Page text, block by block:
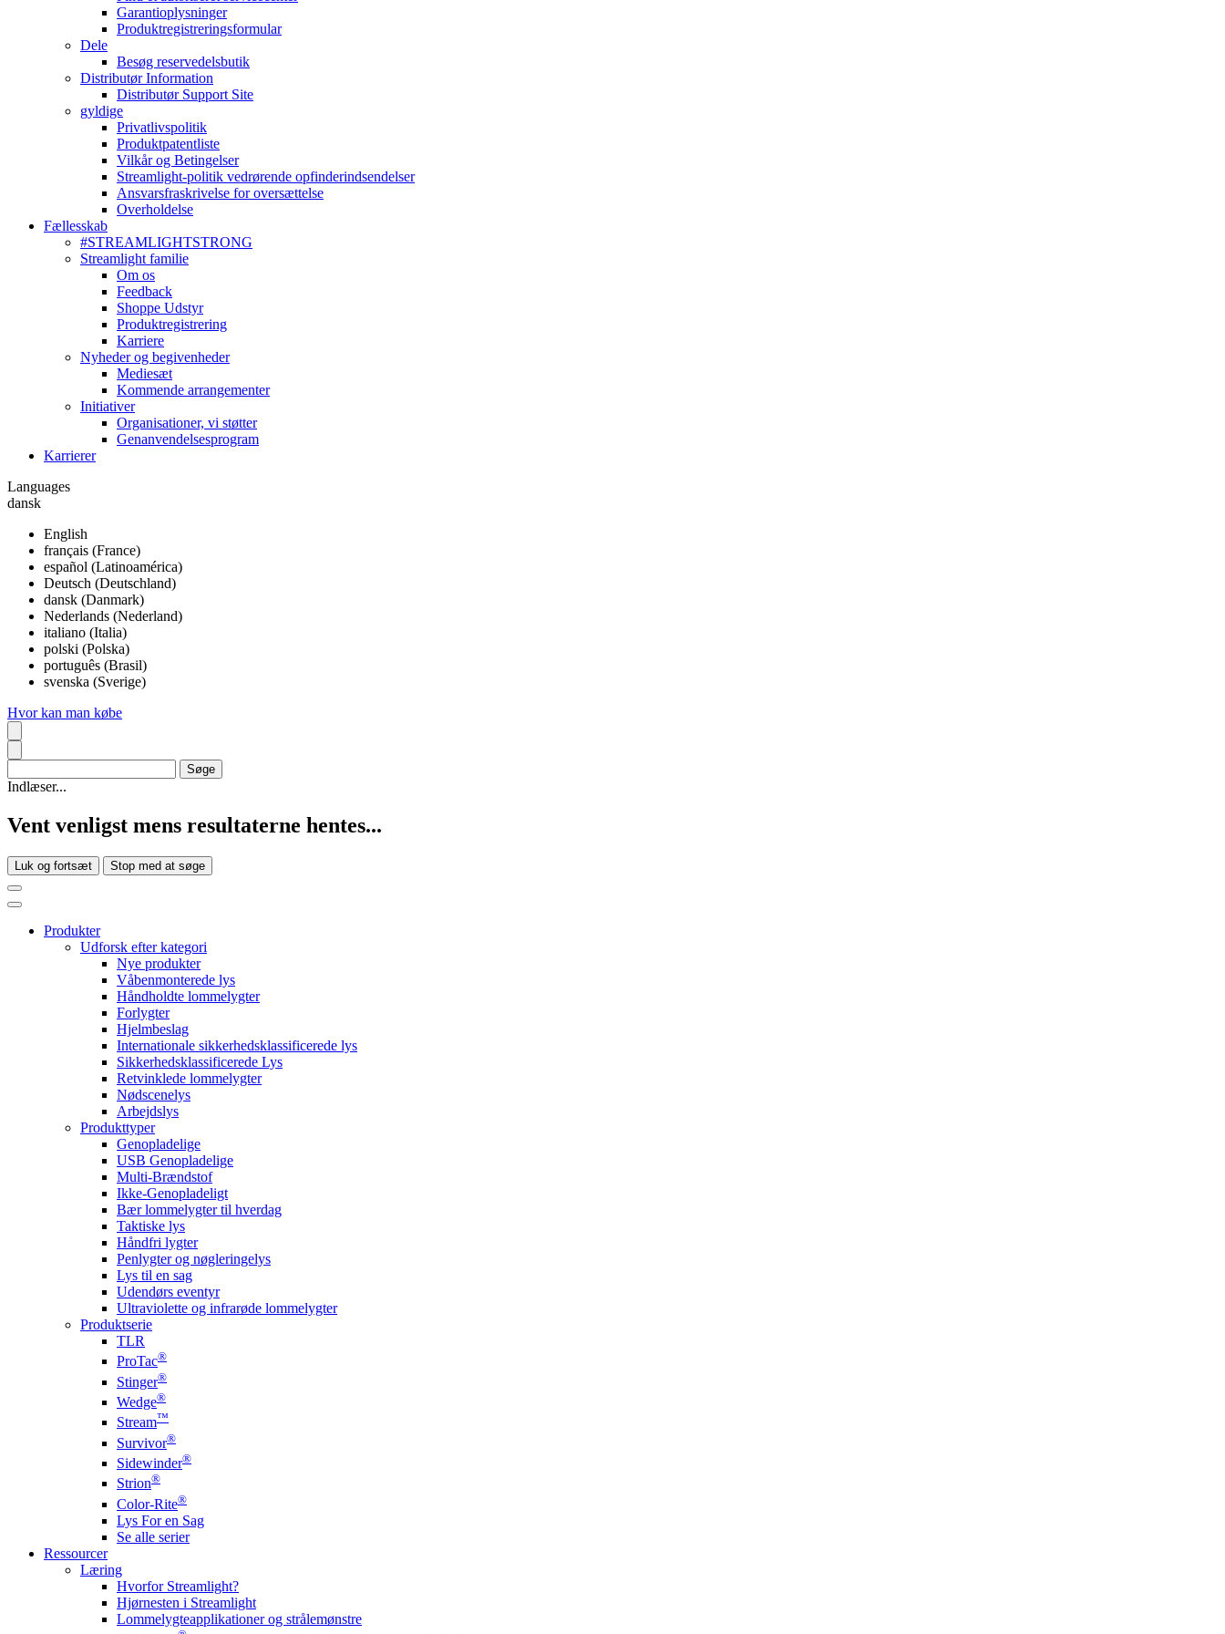
Garantioplysninger
Produktregistreringsformular
Dele
Besøg reservedelsbutik
Distributør Information
Distributør Support Site
gyldige
Privatlivspolitik
Produktpatentliste
Vilkår og Betingelser
Streamlight-politik vedrørende opfinderindsendelser
Ansvarsfraskrivelse for oversættelse
Overholdelse
Fællesskab
#STREAMLIGHTSTRONG
Streamlight familie
Om os
Feedback
Shoppe Udstyr
Produktregistrering
Karriere
Nyheder og begivenheder
Mediesæt
Kommende arrangementer
Initiativer
Organisationer, vi støtter
Genanvendelsesprogram
Karrierer
Languages
dansk
English
français (France)
español (Latinoamérica)
Deutsch (Deutschland)
dansk (Danmark)
Nederlands (Nederland)
italiano (Italia)
polski (Polska)
português (Brasil)
svenska (Sverige)
Hvor kan man købe
Indlæser...
Vent venligst mens resultaterne hentes...
Luk og fortsæt Stop med at søge
Produkter
Udforsk efter kategori
Nye produkter
Våbenmonterede lys
Håndholdte lommelygter
Forlygter
Hjelmbeslag
Internationale sikkerhedsklassificerede lys
Sikkerhedsklassificerede Lys
Retvinklede lommelygter
Nødscenelys
Arbejdslys
Produkttyper
Genopladelige
USB Genopladelige
Multi-Brændstof
Ikke-Genopladeligt
Bær lommelygter til hverdag
Taktiske lys
Håndfri lygter
Penlygter og nøgleringelys
Lys til en sag
Udendørs eventyr
Ultraviolette og infrarøde lommelygter
Produktserie
TLR
ProTac®
Stinger®
Wedge®
Stream™
Survivor®
Sidewinder®
Strion®
Color-Rite®
Lys For en Sag
Se alle serier
Ressourcer
Læring
Hvorfor Streamlight?
Hjørnesten i Streamlight
Lommelygteapplikationer og strålemønstre